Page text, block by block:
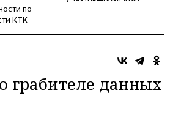
по
КТК
данных